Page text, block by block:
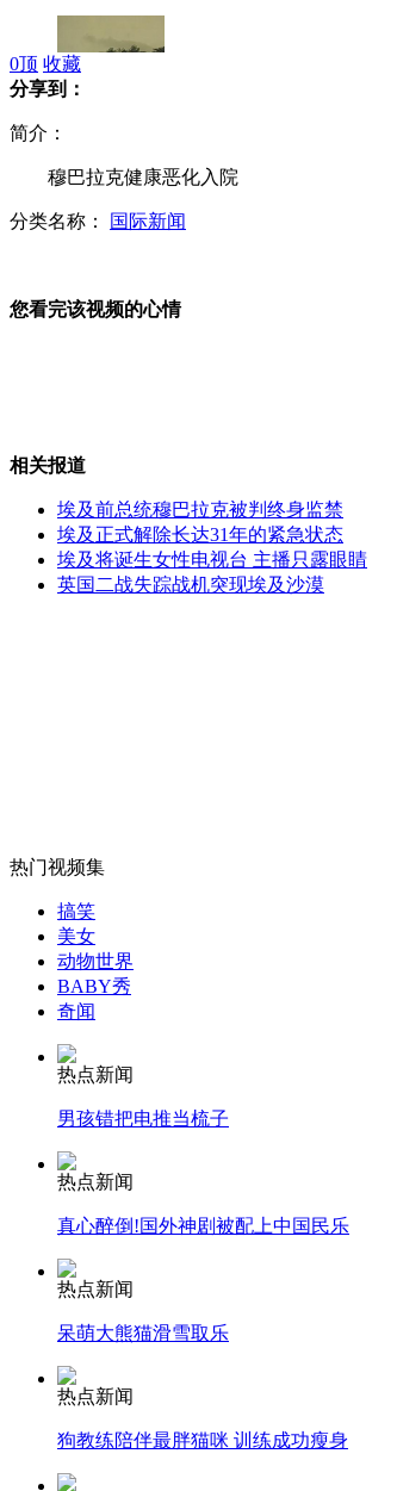
深圳跑车肇事案嫌犯侯某被批捕
叙电视台首次公布胡拉事件证据
女孩北京地铁殴打老人 痛下狠手拳打脚踢
无痛分娩是否安全 医生回应
外交部：有关国家言论片面不公正
安徽一实载49人客车翻车
走！跟着总书记去植树
0顶 收藏
分享到：
简介：
穆巴拉克健康恶化入院
分类名称： 国际新闻
您看完该视频的心情
相关报道
埃及前总统穆巴拉克被判终身监禁
埃及正式解除长达31年的紧急状态
埃及将诞生女性电视台 主播只露眼睛
英国二战失踪战机突现埃及沙漠
热门视频集
搞笑
美女
动物世界
BABY秀
奇闻
热点新闻
男孩错把电推当梳子
热点新闻
真心醉倒!国外神剧被配上中国民乐
热点新闻
呆萌大熊猫滑雪取乐
热点新闻
狗教练陪伴最胖猫咪 训练成功瘦身